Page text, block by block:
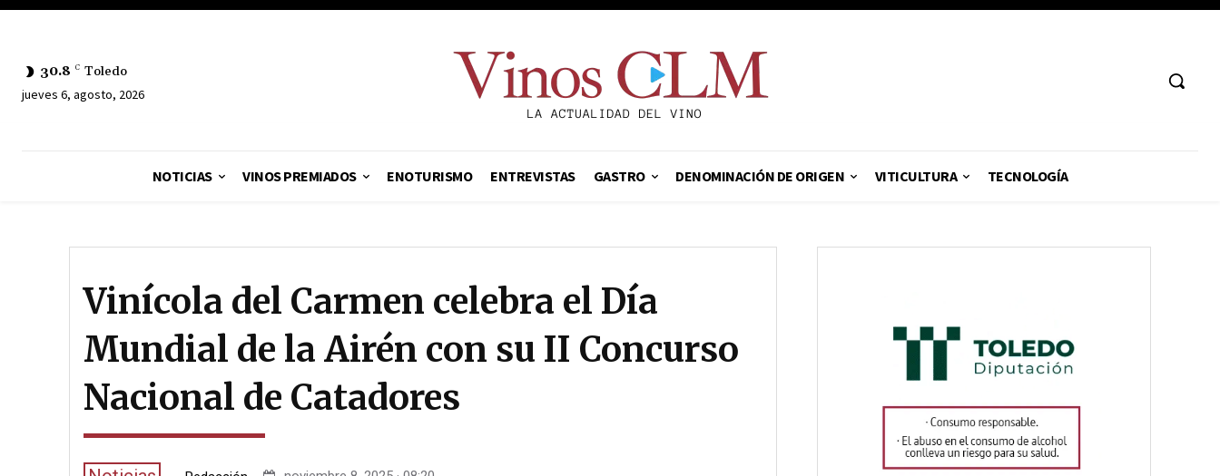
30.8 C Toledo
jueves 6, agosto, 2026
NOTICIAS VINOS PREMIADOS ENOTURISMO ENTREVISTAS GASTRO DENOMINACIÓN DE ORIGEN VITICULTURA TECNOLOGÍA
Vinícola del Carmen celebra el Día
Mundial de la Airén con su II Concurso
Nacional de Catadores